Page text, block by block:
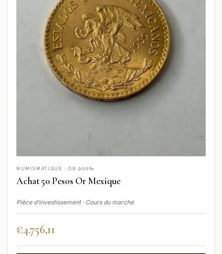
NUMISMATIQUE · OR 900‰
Achat 50 Pesos Or Mexique
Pièce d’investissement · Cours du marché
€4.756,11